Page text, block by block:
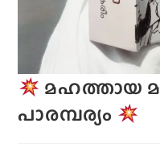
മഹത്തായ
പാരമ്പര്യം